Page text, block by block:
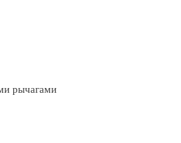
рычагами